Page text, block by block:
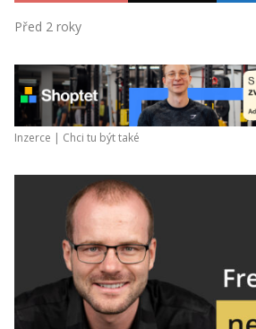
Před 2 roky
Inzerce | Chci tu být také